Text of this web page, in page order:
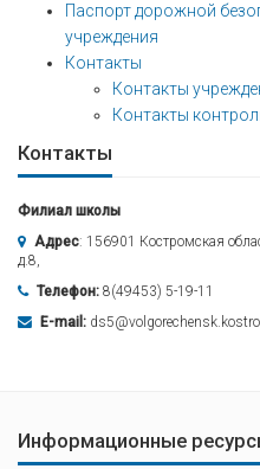
Паспорт дорожной
учреждения
Контакты
Контакты
Контакты
Контакты
Филиал школы
Адрес: 156901 Костромская
д.8,
Телефон: 8(49453) 5-19-11
E-mail:
Информационные